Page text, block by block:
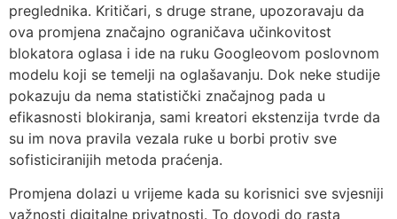
preglednika. Kritičari, s druge strane, upozoravaju da
ova promjena značajno ograničava učinkovitost
blokatora oglasa i ide na ruku Googleovom poslovnom
modelu koji se temelji na oglašavanju. Dok neke studije
pokazuju da nema statistički značajnog pada u
efikasnosti blokiranja, sami kreatori ekstenzija tvrde da
su im nova pravila vezala ruke u borbi protiv sve
sofisticiranijih metoda praćenja.
Promjena dolazi u vrijeme kada su korisnici sve svjesniji
važnosti digitalne privatnosti. To dovodi do rasta